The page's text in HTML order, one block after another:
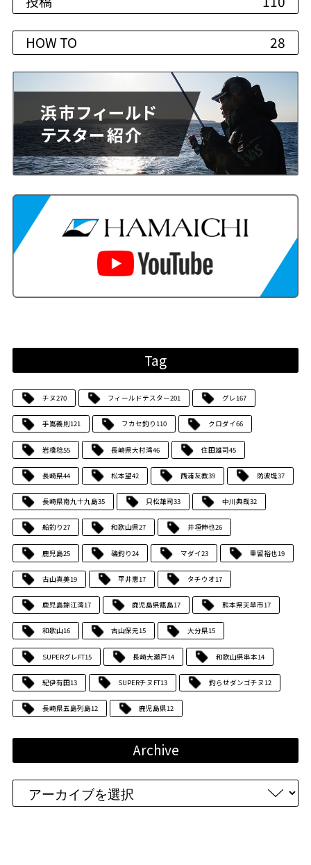
HOW TO 28
Tag
チヌ270 フィールドテスター201 グレ167
手嶌義則121 フカセ釣り110 クロダイ66
岩橋稔55 長崎県大村湾46 住田雄司45
長崎県44 松本望42 西浦友教39 防波堤37
長崎県南九十九島35 只松雄司33 中川典哉32
船釣り27 和歌山県27 井垣伸也26
鹿児島25 磯釣り24 マダイ23 重留裕也19
古山真美19 平井憲17 タチウオ17
鹿児島錦江湾17 鹿児島県甑島17 熊本県天草市17
和歌山16 古山保元15 大分県15
SUPERグレFT15 長崎大瀬戸14 和歌山県串本14
紀伊有田13 SUPERチヌFT13 釣らせダンゴチヌ 12
長崎県五島列島12 鹿児島県12
Archive